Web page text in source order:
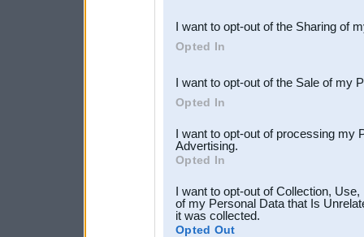
Downstream Participants
third parties.
I want to opt-out of the Sharing of
Opted In
I want to opt-out of the Sale of my
Opted In
I want to opt-out of processing my
Advertising.
Opted In
I want to opt-out of Collection,
of my Personal Data that Is
it was collected.
Opted Out